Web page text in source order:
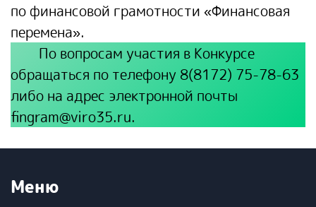
по финансовой грамотности «Финансовая
перемена».
По вопросам участия в Конкурсе
обращаться по телефону 8(8172) 75-78-63
либо на адрес электронной почты
fingram@viro35.ru.
Меню